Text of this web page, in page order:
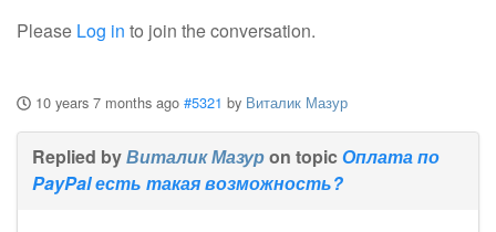
Please Log in to join the conversation.
10 years 7 months ago #5321 by Виталик Мазур
Replied byВиталик Мазурon topic Оплата по
PayPal есть такая возможность?